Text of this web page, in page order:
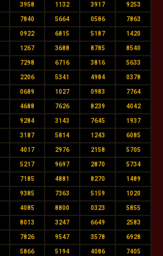
3958 1132 3917 9253
7840 5664 0586 7863
0922 6815 5187 1420
1267 3688 8785 8540
7298 6716 3816 5633
2206 5341 4984 0378
0689 1027 0983 7764
4688 7626 8239 4042
9284 3143 7645 1937
3187 5814 1243 6085
4017 2976 2158 5705
5217 9697 2870 5734
7185 4881 8270 1489
9385 7363 5159 1020
4085 8800 0323 5855
8013 3247 6649 2583
7826 9547 3578 6928
5866 5194 4086 7405